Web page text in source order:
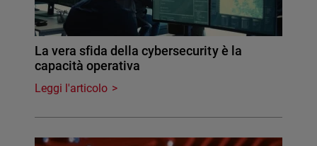
La vera sfida della cybersecurity è la
capacità operativa
Leggi l'articolo